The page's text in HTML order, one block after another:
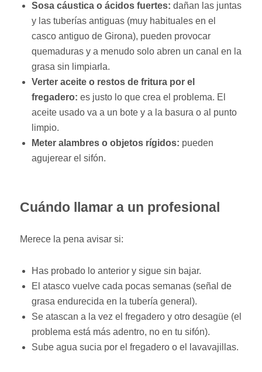
Sosa cáustica o ácidos fuertes: dañan las juntas
y las tuberías antiguas (muy habituales en el
casco antiguo de Girona), pueden provocar
quemaduras y a menudo solo abren un canal en la
grasa sin limpiarla.
Verter aceite o restos de fritura por el
fregadero: es justo lo que crea el problema. El
aceite usado va a un bote y a la basura o al punto
limpio.
Meter alambres o objetos rígidos: pueden
agujerear el sifón.
Cuándo llamar a un profesional
Merece la pena avisar si:
Has probado lo anterior y sigue sin bajar.
El atasco vuelve cada pocas semanas (señal de
grasa endurecida en la tubería general).
Se atascan a la vez el fregadero y otro desagüe (el
problema está más adentro, no en tu sifón).
Sube agua sucia por el fregadero o el lavavajillas.